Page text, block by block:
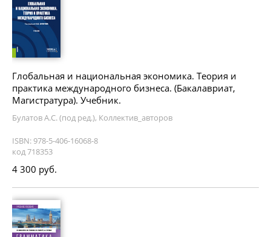
Глобальная и национальная экономика. Теория и
практика международного бизнеса. (Бакалавриат,
Магистратура). Учебник.
Булатов А.С. (под ред.), Коллектив_авторов
ISBN: 978-5-406-16068-8
код 718353
4 300 руб.